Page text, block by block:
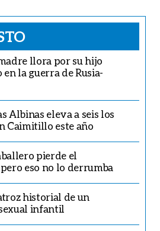
llora por su hijo
en la guerra de Rusia-
Albinas eleva a seis los
Caimitillo este año
pierde el
eso no lo derrumba
historial de un
infantil